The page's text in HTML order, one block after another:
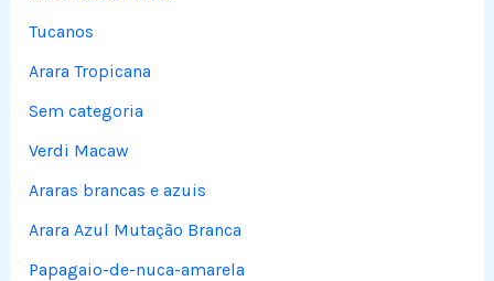
Tucanos
Arara Tropicana
Sem categoria
Verdi Macaw
Araras brancas e azuis
Arara Azul Mutação Branca
Papagaio-de-nuca-amarela